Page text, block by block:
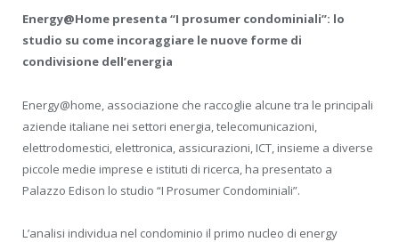
Energy@Home presenta “I prosumer condominiali”: lo
studio su come incoraggiare le nuove forme di
condivisione dell’energia
Energy@home, associazione che raccoglie alcune tra le principali
aziende italiane nei settori energia, telecomunicazioni,
elettrodomestici, elettronica, assicurazioni, ICT, insieme a diverse
piccole medie imprese e istituti di ricerca, ha presentato a
Palazzo Edison lo studio “I Prosumer Condominiali”.
L’analisi individua nel condominio il primo nucleo di energy